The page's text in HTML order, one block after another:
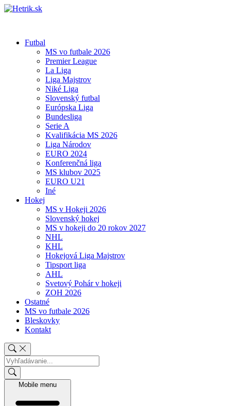
Futbal
MS vo futbale 2026
Premier League
La Liga
Liga Majstrov
Niké Liga
Slovenský futbal
Európska Liga
Bundesliga
Serie A
Kvalifikácia MS 2026
Liga Národov
EURO 2024
Konferenčná liga
MS klubov 2025
EURO U21
Iné
Hokej
MS v Hokeji 2026
Slovenský hokej
MS v hokeji do 20 rokov 2027
NHL
KHL
Hokejová Liga Majstrov
Tipsport liga
AHL
Svetový Pohár v hokeji
ZOH 2026
Ostatné
MS vo futbale 2026
Bleskovky
Kontakt
Mobile menu